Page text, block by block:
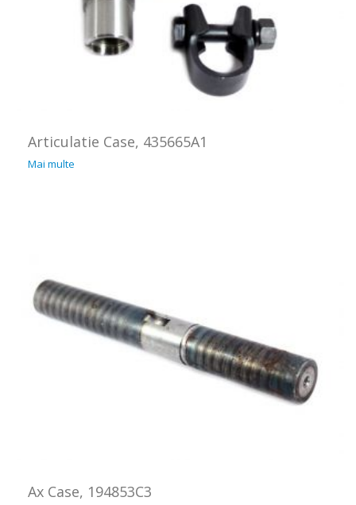
Articulatie Case, 435665A1
Mai multe
Ax Case, 194853C3